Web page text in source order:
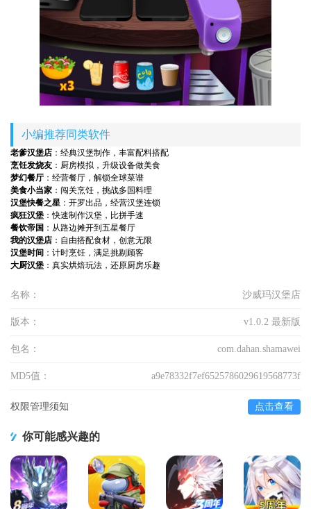
小编推荐同类软件
老爹汉堡店 ：经典汉堡制作，丰富配料搭配
烹饪发烧友 ：厨房模拟，升级设备做美食
梦幻餐厅 ：经营餐厅，解锁全球菜谱
美食小当家 ：闯关烹饪，挑战多国料理
汉堡快餐之星 ：开罗出品，经营汉堡连锁
疯狂汉堡 ：快速制作汉堡，比拼手速
餐饮帝国 ：从路边摊开到五星餐厅
我的汉堡店 ：自由搭配食材，创意无限
汉堡时间 ：计时烹饪，满足挑剔顾客
大厨汉堡 ：真实烘焙玩法，还原厨房乐趣
名称： 沙威玛汉堡店
版本： v1.0.2 最新版
包名： com.dahan.shamawei
MD5值： a9e78332f7ef6525786029619568773f
权限管理须知 点击查看
你可能感兴趣的